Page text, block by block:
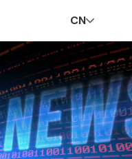
页
走
进
创
新
新
闻会
招
贤
联
系
V
R
CN